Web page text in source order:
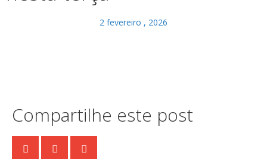
2 fevereiro , 2026
Compartilhe este post